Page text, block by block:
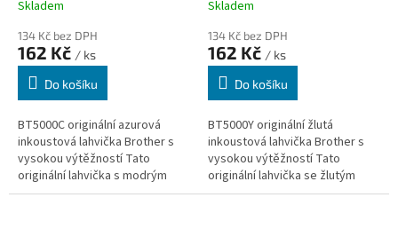
Skladem
134 Kč bez DPH
162 Kč / ks
Do košíku
BT5000C originální azurová
inkoustová lahvička Brother s
vysokou výtěžností Tato
originální lahvička s modrým
inkoustem Brother BT5000C
Skladem
134 Kč bez DPH
162 Kč / ks
Do košíku
BT5000Y originální žlutá
inkoustová lahvička Brother s
vysokou výtěžností Tato
originální lahvička se žlutým
inkoustem Brother BT5000Y